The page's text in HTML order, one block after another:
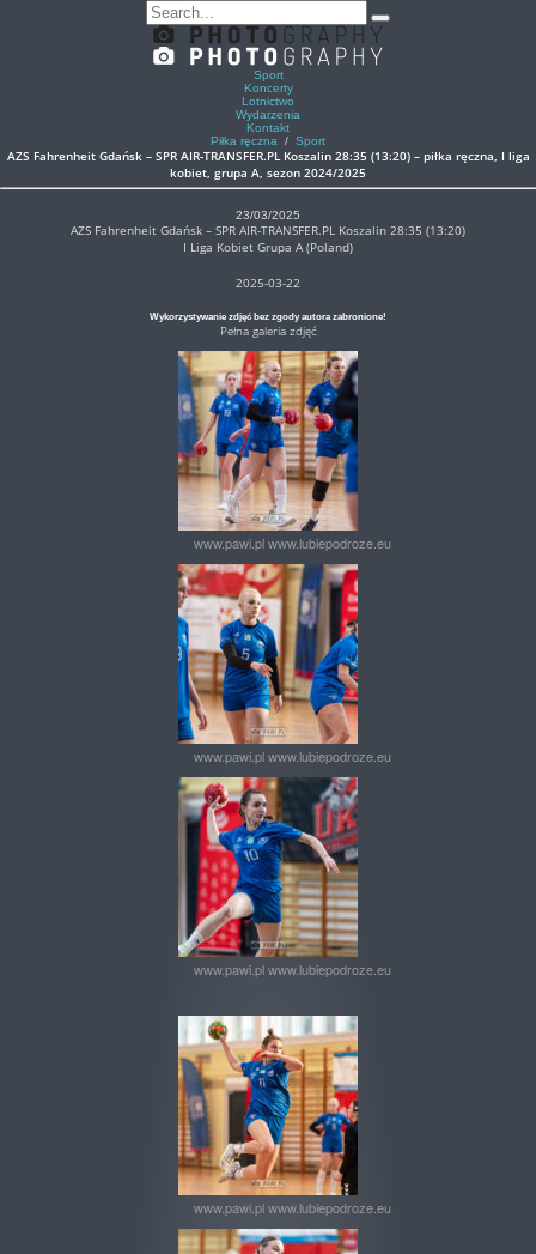
Sport
Koncerty
Lotnictwo
Wydarzenia
Kontakt
Piłka ręczna / Sport
AZS Fahrenheit Gdańsk – SPR AIR-TRANSFER.PL Koszalin 28:35 (13:20) – piłka ręczna, I liga
kobiet, grupa A, sezon 2024/2025
23/03/2025
AZS Fahrenheit Gdańsk – SPR AIR-TRANSFER.PL Koszalin 28:35 (13:20)
I Liga Kobiet Grupa A (Poland)
2025-03-22
Wykorzystywanie zdjęć bez zgody autora zabronione!
Pełna galeria zdjęć
www.pawi.pl www.lubiepodroze.eu
www.pawi.pl www.lubiepodroze.eu
www.pawi.pl www.lubiepodroze.eu
www.pawi.pl www.lubiepodroze.eu